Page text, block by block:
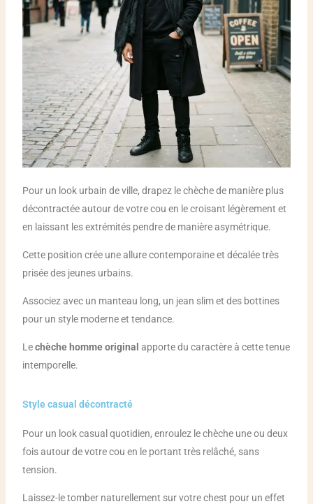
Pour un look urbain de ville, drapez le chèche de manière plus
décontractée autour de votre cou en le croisant légèrement et
en laissant les extrémités pendre de manière asymétrique.
Cette position crée une allure contemporaine et décalée très
prisée des jeunes urbains.
Associez avec un manteau long, un jean slim et des bottines
pour un style moderne et tendance.
Lechèche homme original apporte du caractère à cette tenue
intemporelle.
Style casual décontracté
Pour un look casual quotidien, enroulez le chèche une ou deux
fois autour de votre cou en le portant très relâché, sans
tension.
Laissez-le tomber naturellement sur votre chest pour un effet